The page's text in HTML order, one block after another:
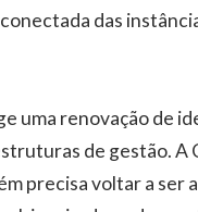
das
uma renovação de
de gestão. A
precisa voltar a ser